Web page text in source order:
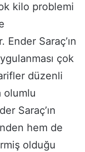
kilo problemi
Ender Saraç’ın
çok
düzenli
olumlu
Saraç’ın
hem de
olduğu